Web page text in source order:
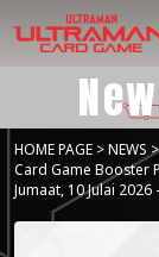
HOME PAGE>NEWS
Card Game Booster
Jumaat, 10 Julai